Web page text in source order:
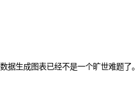
据生成图表已经不是一个旷世难题了。